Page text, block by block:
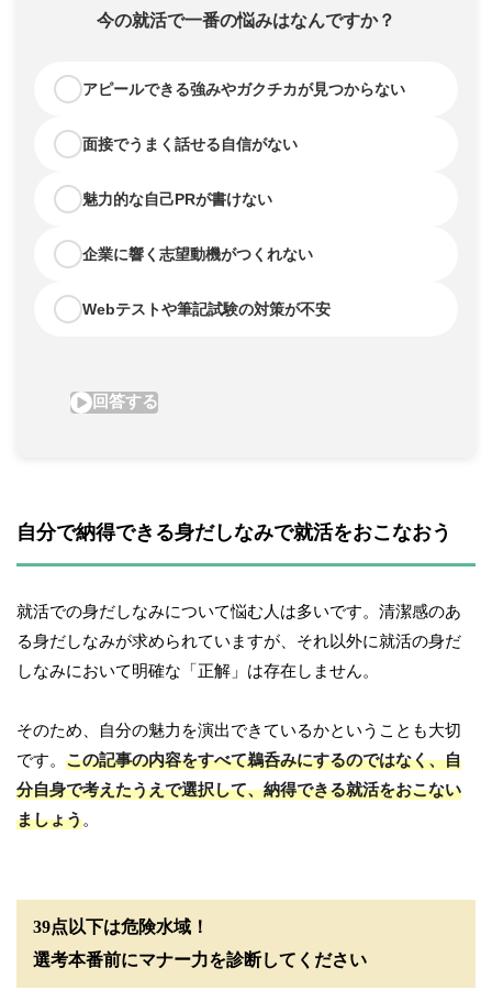
自分で納得できる身だしなみで就活をおこなおう
就活での身だしなみについて悩む人は多いです。清潔感のあ
る身だしなみが求められていますが、それ以外に就活の身だ
しなみにおいて明確な「正解」は存在しません。
そのため、自分の魅力を演出できているかということも大切
です。 この記事の内容をすべて鵜呑みにするのではなく、自
分自身で考えたうえで選択して、納得できる就活をおこない
ましょう。
39点以下は危険水域！
選考本番前にマナー力を診断してください